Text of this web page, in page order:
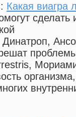
Какая виагра
Динатроп,